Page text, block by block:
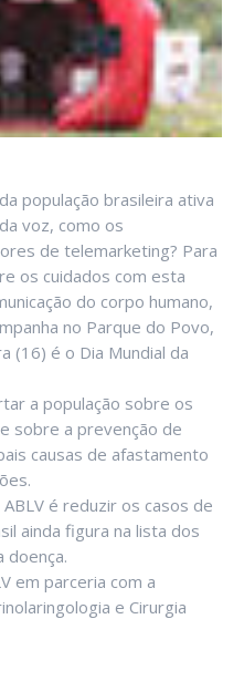
população brasileira ativa
voz, como os
de telemarketing? Para
os cuidados com esta
do corpo humano,
no Parque do Povo,
(16) é o Dia Mundial da
a população sobre os
sobre a prevenção de
causas de afastamento
é reduzir os casos de
ainda figura na lista dos
doença.
em parceria com a
e Cirurgia